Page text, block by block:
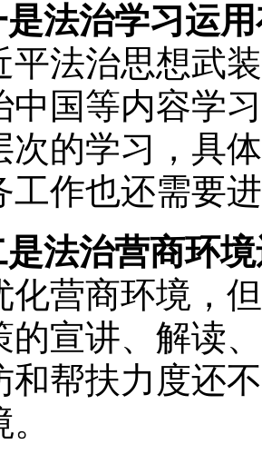
是法治学习运
平法治思想武
中国等内容学
次的学习，具
工作也还需要
是法治营商环
化营商环境，
的宣讲、解读
和帮扶力度还